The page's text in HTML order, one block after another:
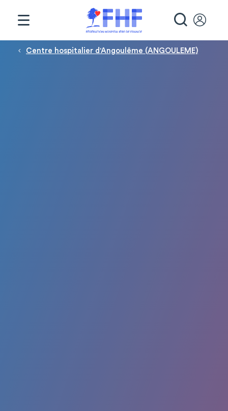
Fil d'Ariane
Centre hospitalier d'Angoulême (ANGOULEME)
Panneau de gestion des cookies